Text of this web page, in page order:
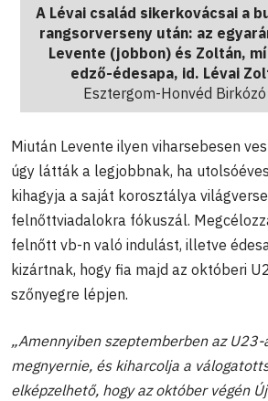
A Lévai család sikerkovácsai a
rangsorverseny után: az
Levente (jobbon) és Zoltán,
edző-édesapa, id. Lévai
Esztergom-Honvéd
Miután Levente ilyen viharsebesen
úgy látták a legjobbnak, ha
kihagyja a saját korosztálya
felnőttviadalokra fókuszál.
felnőtt vb-n való indulást, illetve
kizártnak, hogy fia majd az októberi
szőnyegre lépjen.
„Amennyiben szeptemberben az
megnyernie, és kiharcolja a
elképzelhető, hogy az október végén